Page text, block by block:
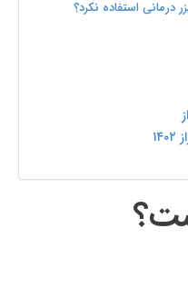
درمانی استفاده نکرد؟